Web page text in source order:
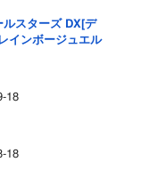
スターズ DX[デ
インボージュエル
18
18